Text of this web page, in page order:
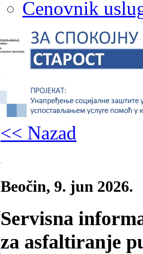
Cenovnik
<< Nazad
Beočin, 9. jun 2026.
Servisna
za asfaltiranje